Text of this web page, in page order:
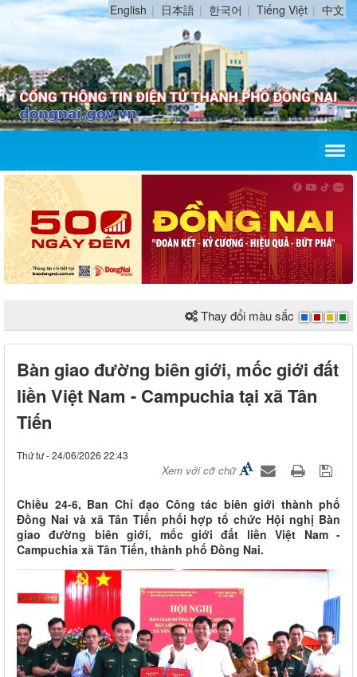
English 日本語 한국어 Tiếng Việt 中文
Thay đổi màu sắc
Bàn giao đường biên giới, mốc giới đất
liền Việt Nam - Campuchia tại xã Tân
Tiến
Thứ tư - 24/06/2026 22:43
Xem với cỡ chữ
Chiều 24-6, Ban Chỉ đạo Công tác biên giới thành phố
Đồng Nai và xã Tân Tiến phối hợp tổ chức Hội nghị Bàn
giao đường biên giới, mốc giới đất liền Việt Nam -
Campuchia xã Tân Tiến, thành phố Đồng Nai.